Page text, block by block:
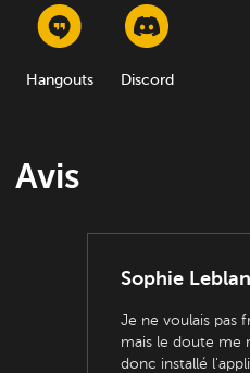
Hangouts Discord
Avis
Sophie
Je ne voulais pas
mais le doute me
donc installé